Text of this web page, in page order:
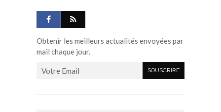
Obtenir les meilleurs actualités envoyées par
mail chaque jour.